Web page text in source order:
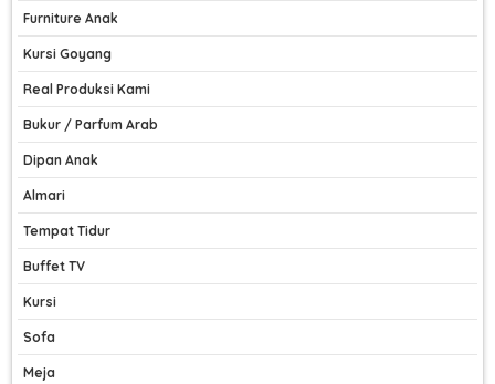
Furniture Anak
Kursi Goyang
Real Produksi Kami
Bukur / Parfum Arab
Dipan Anak
Almari
Tempat Tidur
Buffet TV
Kursi
Sofa
Meja